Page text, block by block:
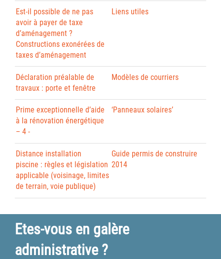
Est-il possible de ne pas
avoir à payer de taxe
d’aménagement ?
Constructions exonérées de
taxes d’aménagement
Liens utiles
Déclaration préalable de
travaux : porte et fenêtre
Modèles de courriers
Prime exceptionnelle d’aide
à la rénovation énergétique
– 4 -
‘Panneaux solaires’
Distance installation
piscine : règles et législation
applicable (voisinage, limites
de terrain, voie publique)
Guide permis de construire
2014
Etes-vous en galère
administrative ?